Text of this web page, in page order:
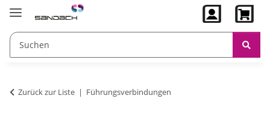
Zurück zur Liste Führungsverbindungen